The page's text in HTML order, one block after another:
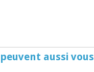
aussi vous